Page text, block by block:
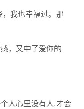
我也幸福过。那
，又中了爱你的
人心里没有人,才会